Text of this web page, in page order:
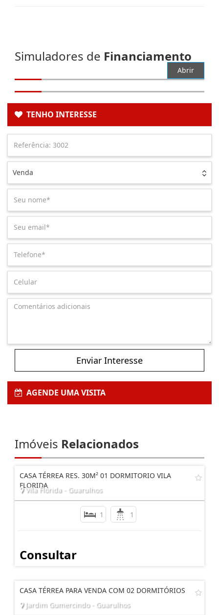
Simuladores de Financiamento
Abrir
TENHO INTERESSE
Venda
Enviar Interesse
AGENDE UMA VISITA
Imóveis Relacionados
CASA TÉRREA RES. 30M² 01 DORMITORIO VILA
FLORIDA
Vila Flórida - Guarulhos
1 1
Consultar
CASA TÉRREA PARA VENDA COM 02 DORMITÓRIOS
Jardim Gumercindo - Guarulhos